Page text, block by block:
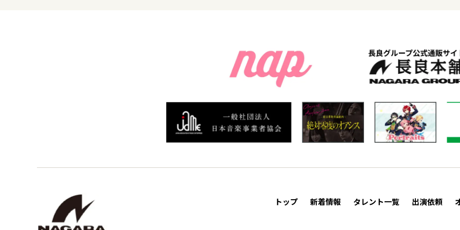
トップ 新着情報 タレント一覧 出演依頼